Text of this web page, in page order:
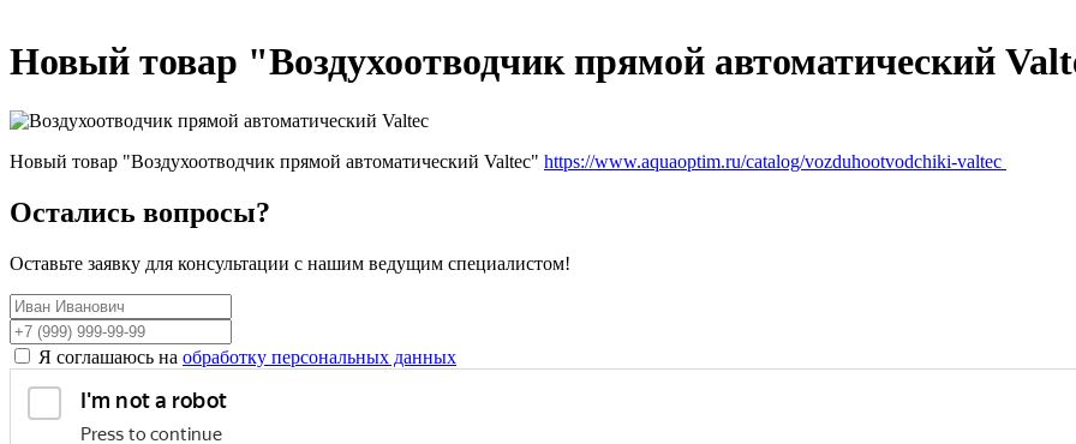
Новый товар "Воздухоотводчик прямой автоматический
Новый товар "Воздухоотводчик прямой автоматический Valtec" https://www.aquaoptim.ru/catalog/vozduhootvodchiki-valtec
Остались вопросы?
Оставьте заявку для консультации с нашим ведущим специалистом!
Я соглашаюсь на обработку персональных данных